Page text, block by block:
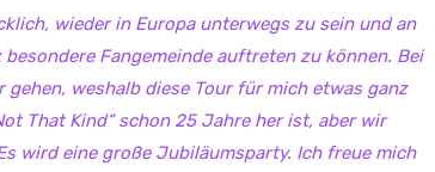
wieder in Europa unterwegs zu sein und an
Fangemeinde auftreten zu können. Bei
weshalb diese Tour für mich etwas ganz
That Kind“ schon 25 Jahre her ist, aber wir
wird eine große Jubiläumsparty. Ich freue mich